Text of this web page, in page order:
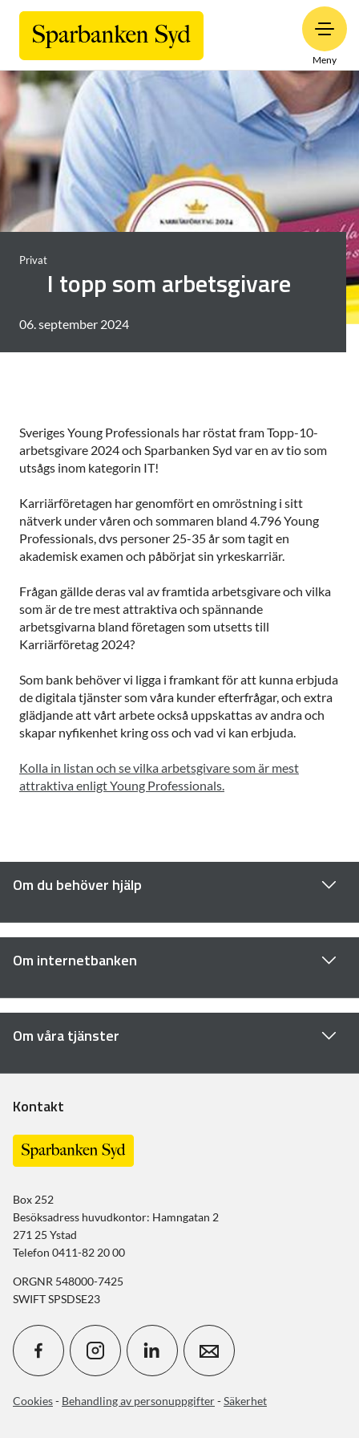
Meny
Privat
I topp som arbetsgivare
06. september 2024
Sveriges Young Professionals har röstat fram Topp-10-
arbetsgivare 2024 och Sparbanken Syd var en av tio som
utsågs inom kategorin IT!
Karriärföretagen har genomfört en omröstning i sitt
nätverk under våren och sommaren bland 4.796 Young
Professionals, dvs personer 25-35 år som tagit en
akademisk examen och påbörjat sin yrkeskarriär.
Frågan gällde deras val av framtida arbetsgivare och vilka
som är de tre mest attraktiva och spännande
arbetsgivarna bland företagen som utsetts till
Karriärföretag 2024?
Som bank behöver vi ligga i framkant för att kunna erbjuda
de digitala tjänster som våra kunder efterfrågar, och extra
glädjande att vårt arbete också uppskattas av andra och
skapar nyfikenhet kring oss och vad vi kan erbjuda.
Kolla in listan och se vilka arbetsgivare som är mest
attraktiva enligt Young Professionals.
Om du behöver hjälp
Om internetbanken
Om våra tjänster
Kontakt
Box 252
Besöksadress huvudkontor: Hamngatan 2
271 25 Ystad
Telefon 0411-82 20 00
ORGNR 548000-7425
SWIFT SPSDSE23
Cookies- Behandling av personuppgifter-Säkerhet